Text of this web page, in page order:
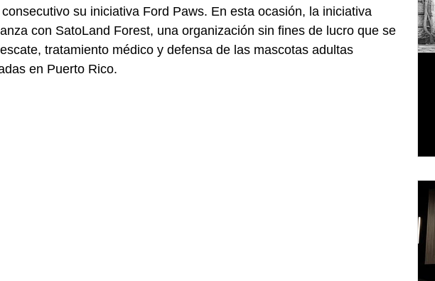
su iniciativa Ford Paws. En esta ocasión, la iniciativa
con SatoLand Forest, una organización sin fines de lucro que se
tratamiento médico y defensa de las mascotas adultas
en Puerto Rico.